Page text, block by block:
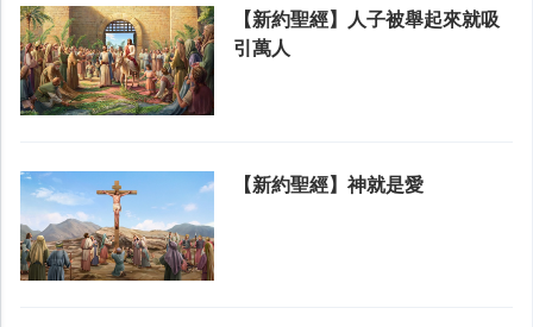
【新約聖經】人子被舉起來就吸
引萬人
【新約聖經】神就是愛